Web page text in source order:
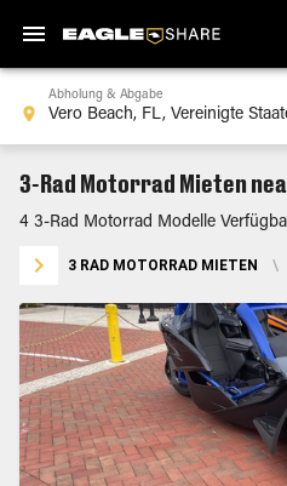
Abholung & Abgabe
3-Rad Motorrad Mieten
4 3-Rad Motorrad Modelle
3 RAD MOTORRAD MIETEN \